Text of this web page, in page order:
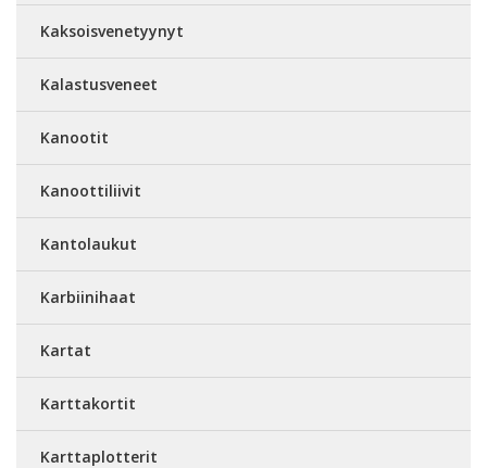
Kaksoisvenetyynyt
Kalastusveneet
Kanootit
Kanoottiliivit
Kantolaukut
Karbiinihaat
Kartat
Karttakortit
Karttaplotterit